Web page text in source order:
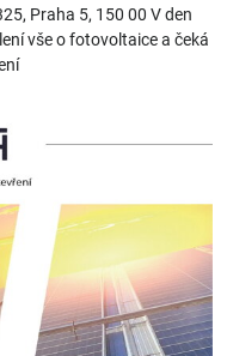
Praha 5, 150 00 V den
vše o fotovoltaice a čeká